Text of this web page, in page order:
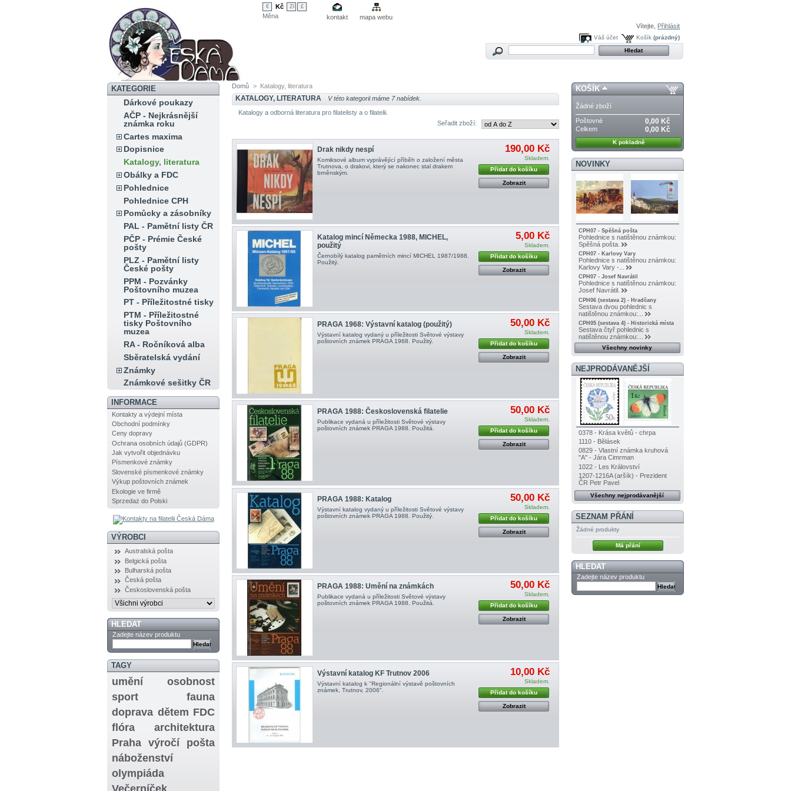
€ Kč Zł £
Měna kontakt
mapa webu
Vítejte,
Přihlásit
Košík (prázdný)
Váš účet
KATEGORIE
Dárkové poukazy
AČP - Nejkrásnější
známka roku
Cartes maxima
Dopisnice
Katalogy, literatura
Obálky a FDC
Pohlednice
Pohlednice CPH
Pomůcky a zásobníky
PAL - Pamětní listy ČR
PČP - Prémie České
pošty
PLZ - Pamětní listy
České pošty
PPM - Pozvánky
Poštovního muzea
PT - Příležitostné tisky
PTM - Příležitostné
tisky Poštovního
muzea
RA - Ročníková alba
Sběratelská vydání
Známky
Známkové sešitky ČR
INFORMACE
Kontakty a výdejní místa
Obchodní podmínky
Ceny dopravy
Ochrana osobních údajů (GDPR)
Jak vytvořit objednávku
Písmenkové známky
Slovenské písmenkové známky
Výkup poštovních známek
Ekologie ve firmě
Sprzedaż do Polski
VÝROBCI
Australská pošta
Belgická pošta
Bulharská pošta
Česká pošta
Československá pošta
HLEDAT
Zadejte název produktu
TAGY
umění
osobnost
sport
fauna
doprava dětem FDC
flóra
architektura
Praha
výročí
pošta
náboženství
olympiáda
Večerníček
Domů > Katalogy, literatura
KATALOGY, LITERATURA V této kategorii máme 7 nabídek.
Katalogy a odborná literatura pro filatelisty a o filatelii.
Seřadit zboží:
Drak nikdy nespí
Komiksové album vyprávějící příběh o založení města
Trutnova, o drakovi, který se nakonec stal drakem
brněnským.
190,00 Kč
Skladem.
Přidat do košíku
Zobrazit
Katalog mincí Německa 1988, MICHEL,
použitý
Černobílý katalog pamětních mincí MICHEL 1987/1988.
Použitý.
5,00 Kč
Skladem.
Přidat do košíku
Zobrazit
PRAGA 1968: Výstavní katalog (použitý)
Výstavní katalog vydaný u příležitosti Světové výstavy
poštovních známek PRAGA 1968. Použitý.
50,00 Kč
Skladem.
Přidat do košíku
Zobrazit
PRAGA 1988: Československá filatelie
Publikace vydaná u příležitosti Světové výstavy
poštovních známek PRAGA 1988. Použitá.
50,00 Kč
Skladem.
Přidat do košíku
Zobrazit
PRAGA 1988: Katalog
Výstavní katalog vydaný u příležitosti Světové výstavy
poštovních známek PRAGA 1988. Použitý.
50,00 Kč
Skladem.
Přidat do košíku
Zobrazit
PRAGA 1988: Umění na známkách
Publikace vydaná u příležitosti Světové výstavy
poštovních známek PRAGA 1988. Použitá.
50,00 Kč
Skladem.
Přidat do košíku
Zobrazit
Výstavní katalog KF Trutnov 2006
Výstavní katalog k "Regionální výstavě poštovních
známek, Trutnov, 2006".
10,00 Kč
Skladem.
Přidat do košíku
Zobrazit
KOŠÍK
Žádné zboží
Poštovné 0,00 Kč
Celkem 0,00 Kč
K pokladně
NOVINKY
CPH07 - Spěšná pošta
Pohlednice s natištěnou známkou:
Spěšná pošta.
CPH07 - Karlovy Vary
Pohlednice s natištěnou známkou:
Karlovy Vary -...
CPH07 - Josef Navrátil
Pohlednice s natištěnou známkou:
Josef Navrátil.
CPH06 (sestava 2) - Hradčany
Sestava dvou pohlednic s
natištěnou známkou:...
CPH05 (sestava 4) - Historická místa
Sestava čtyř pohlednic s
natištěnou známkou:...
Všechny novinky
NEJPRODÁVANĚJŠÍ
0378 - Krása květů - chrpa
1110 - Bělásek
0829 - Vlastní známka kruhová
"A" - Jára Cimrman
1022 - Les Království
1207-1216A (aršík) - Prezident
ČR Petr Pavel
Všechny nejprodávanější
SEZNAM PŘÁNÍ
Žádné produkty
Má přání
HLEDAT
Zadejte název produktu